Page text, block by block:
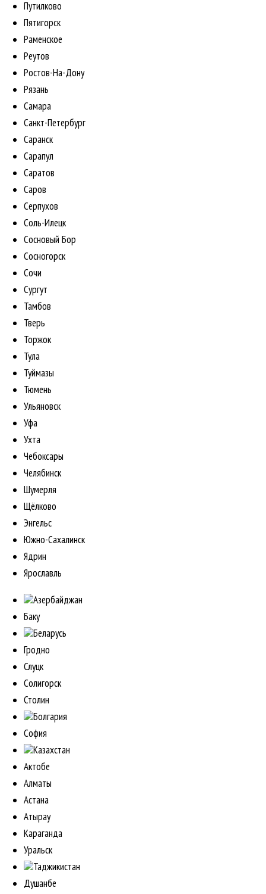
Путилково
Пятигорск
Раменское
Реутов
Ростов-На-Дону
Рязань
Самара
Санкт-Петербург
Саранск
Сарапул
Саратов
Саров
Серпухов
Соль-Илецк
Сосновый Бор
Сосногорск
Сочи
Сургут
Тамбов
Тверь
Торжок
Тула
Туймазы
Тюмень
Ульяновск
Уфа
Ухта
Чебоксары
Челябинск
Шумерля
Щёлково
Энгельс
Южно-Сахалинск
Ядрин
Ярославль
Азербайджан
Баку
Беларусь
Гродно
Слуцк
Солигорск
Столин
Болгария
София
Казахстан
Актобе
Алматы
Астана
Атырау
Караганда
Уральск
Таджикистан
Душанбе